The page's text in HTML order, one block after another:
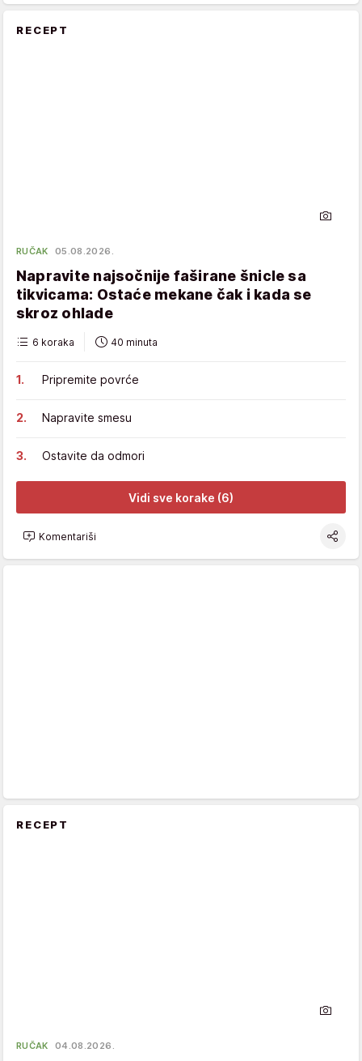
RECEPT
RUČAK 05.08.2026.
Napravite najsočnije faširane šnicle sa
tikvicama: Ostaće mekane čak i kada se
skroz ohlade
6 koraka 40 minuta
Pripremite povrće
Napravite smesu
Ostavite da odmori
Vidi sve korake (6)
Komentariši
RECEPT
RUČAK 04.08.2026.